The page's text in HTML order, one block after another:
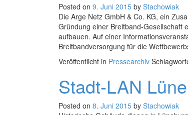
Posted on 9. Juni 2015 by Stachowiak
Die Arge Netz GmbH & Co. KG, ein
Gründung einer Breitband-Gesellschaft
aufbauen. Auf einer
Breitbandversorgung für die
Veröffentlicht in Pressearchiv
Stadt-LAN
Posted on 8. Juni 2015 by Stachowiak